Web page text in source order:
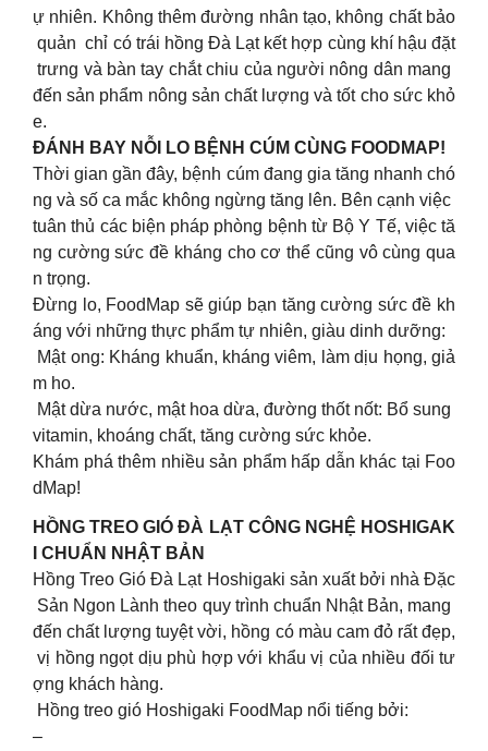
ự nhiên. Không thêm đường nhân tạo, không chất bảo
quản chỉ có trái hồng Đà Lạt kết hợp cùng khí hậu đặt
trưng và bàn tay chắt chiu của người nông dân mang
đến sản phẩm nông sản chất lượng và tốt cho sức khỏ
e.
ĐÁNH BAY NỖI LO BỆNH CÚM CÙNG FOODMAP!
Thời gian gần đây, bệnh cúm đang gia tăng nhanh chó
ng và số ca mắc không ngừng tăng lên. Bên cạnh việc
tuân thủ các biện pháp phòng bệnh từ Bộ Y Tế, việc tă
ng cường sức đề kháng cho cơ thể cũng vô cùng qua
n trọng.
Đừng lo, FoodMap sẽ giúp bạn tăng cường sức đề kh
áng với những thực phẩm tự nhiên, giàu dinh dưỡng:
Mật ong: Kháng khuẩn, kháng viêm, làm dịu họng, giả
m ho.
Mật dừa nước, mật hoa dừa, đường thốt nốt: Bổ sung
vitamin, khoáng chất, tăng cường sức khỏe.
Khám phá thêm nhiều sản phẩm hấp dẫn khác tại Foo
dMap!
HỒNG TREO GIÓ ĐÀ LẠT CÔNG NGHỆ HOSHIGAK
I CHUẨN NHẬT BẢN
Hồng Treo Gió Đà Lạt Hoshigaki sản xuất bởi nhà Đặc
Sản Ngon Lành theo quy trình chuẩn Nhật Bản, mang
đến chất lượng tuyệt vời, hồng có màu cam đỏ rất đẹp,
vị hồng ngọt dịu phù hợp với khẩu vị của nhiều đối tư
ợng khách hàng.
Hồng treo gió Hoshigaki FoodMap nổi tiếng bởi:
–